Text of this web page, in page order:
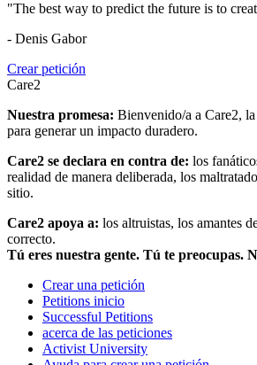
"The best way to predict the future is to
- Denis Gabor
Crear petición
Care2
Nuestra promesa: Bienvenido/a a Care2,
para generar un impacto duradero.
Care2 se declara en contra de: los
realidad de manera deliberada, los
sitio.
Care2 apoya a: los altruistas, los amantes
correcto.
Tú eres nuestra gente. Tú te preocupas.
Crear una petición
Petitions inicio
Successful Petitions
acerca de las peticiones
Activist University